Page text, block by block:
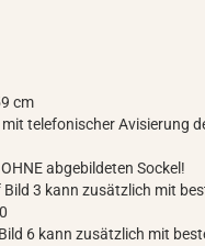
cm
telefonischer Avisierung
abgebildeten Sockel!
3 kann zusätzlich mit
6 kann zusätzlich mit